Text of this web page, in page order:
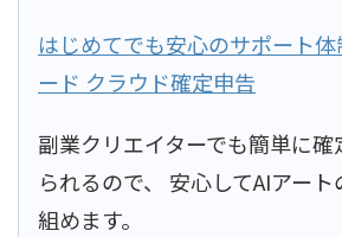
はじめてでも安心のサポート
ード クラウド確定申告
副業クリエイターでも簡単に確
られるので、 安心してAIアー
組めます。